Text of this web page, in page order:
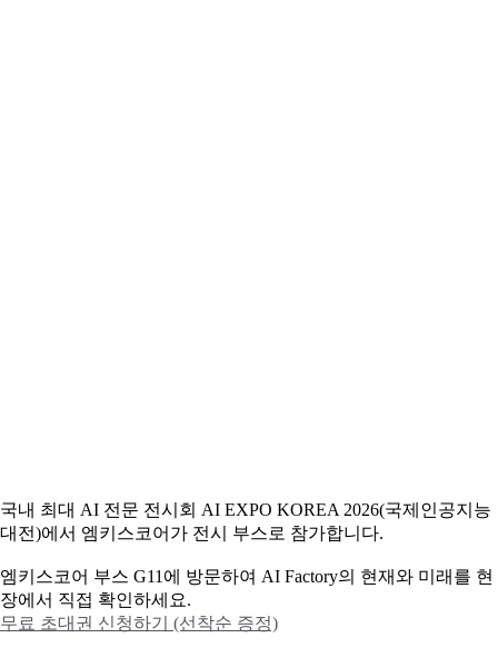
국내 최대 AI 전문 전시회 AI EXPO KOREA 2026(국제인공지능
대전)에서 엠키스코어가 전시 부스로 참가합니다.
엠키스코어 부스 G11에 방문하여 AI Factory의 현재와 미래를 현
장에서 직접 확인하세요.
무료 초대권 신청하기 (선착순 증정)